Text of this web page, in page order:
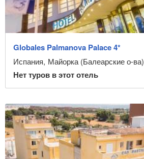
Globales Palmanova Palace 4*
Испания, Майорка (Балеарские о-ва)
Нет туров в этот отель